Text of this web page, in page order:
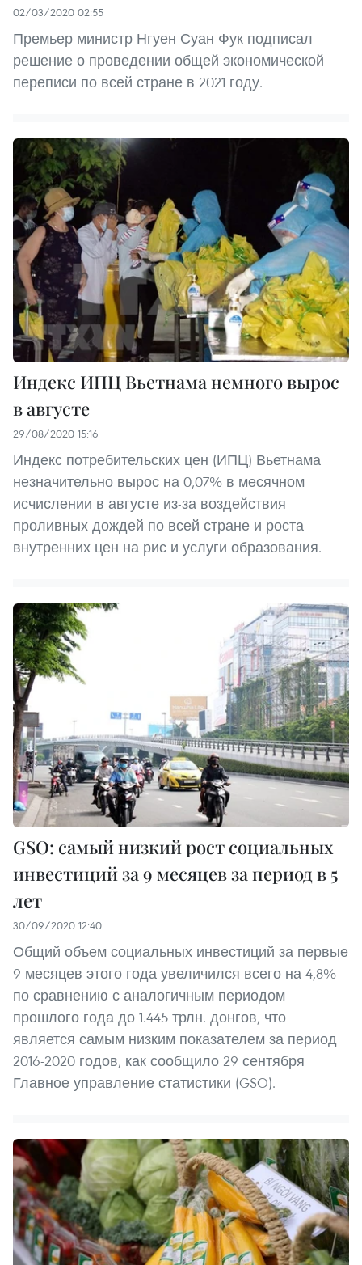
02/03/2020 02:55
Премьер-министр Нгуен Суан Фук подписал
решение о проведении общей экономической
переписи по всей стране в 2021 году.
Индекс ИПЦ Вьетнама немного вырос
в августе
29/08/2020 15:16
Индекс потребительских цен (ИПЦ) Вьетнама
незначительно вырос на 0,07% в месячном
исчислении в августе из-за воздействия
проливных дождей по всей стране и роста
внутренних цен на рис и услуги образования.
GSO: самый низкий рост социальных
инвестиций за 9 месяцев за период в 5
лет
30/09/2020 12:40
Общий объем социальных инвестиций за первые
9 месяцев этого года увеличился всего на 4,8%
по сравнению с аналогичным периодом
прошлого года до 1.445 трлн. донгов, что
является самым низким показателем за период
2016-2020 годов, как сообщило 29 сентября
Главное управление статистики (GSO).